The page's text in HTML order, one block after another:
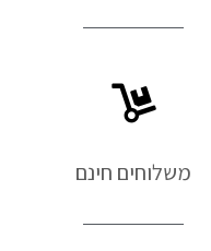
משלוחים חינם